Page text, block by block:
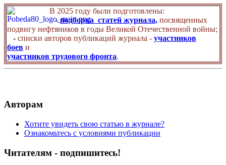
В 2025 году были подготовлены:
- подборка статей журнала, посвященных
подвигу нефтяников в годы Великой Отечественной войны;
- списки авторов публикаций журнала - участников
боев и
участников трудового фронта.
Авторам
Хотите увидеть свою статью в журнале?
Ознакомьтесь с условиями публикации
Читателям - подпишитесь!